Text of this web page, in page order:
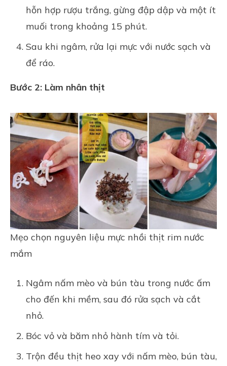
hỗn hợp rượu trắng, gừng đập dập và một ít
muối trong khoảng 15 phút.
Sau khi ngâm, rửa lại mực với nước sạch và
để ráo.
Bước 2: Làm nhân thịt
Mẹo chọn nguyên liệu mực nhồi thịt rim nước
mắm
Ngâm nấm mèo và bún tàu trong nước ấm
cho đến khi mềm, sau đó rửa sạch và cắt
nhỏ.
Bóc vỏ và băm nhỏ hành tím và tỏi.
Trộn đều thịt heo xay với nấm mèo, bún tàu,